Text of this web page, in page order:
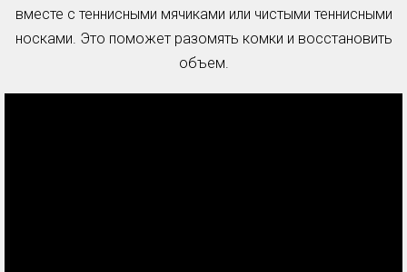
вместе с теннисными мячиками или чистыми теннисными
носками. Это поможет разомять комки и восстановить
объем.